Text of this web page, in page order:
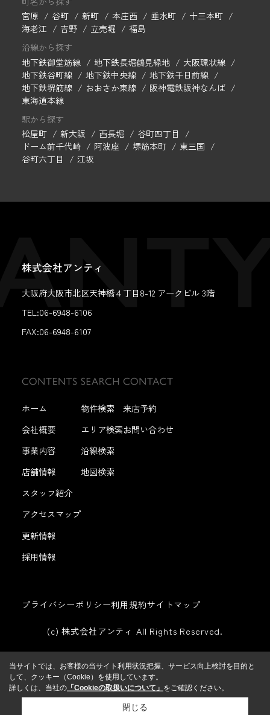
宮原
谷町 新町 本庄西 垂水町
十三本町
海老江
吉野 立売堀
福島
沿線から探す
地下鉄御堂筋線
地下鉄長堀鶴見緑地
大阪環状線
地下鉄谷町線
地下鉄中央線
地下鉄千日前線
地下鉄堺筋線
おおさか東線
阪神電鉄阪神なんば
東海道本線
駅から探す
松屋町
新大阪 西長堀
谷町四丁目
ドーム前千代崎
阿波座 堺筋本町
東三国
谷町六丁目
江坂
株式会社アンティ
大阪府大阪市北区天神橋４丁目8-12 アークビル 3階
TEL:06-6948-6106
FAX:06-6948-6107
ホーム
会社概要
事業内容
店舗情報
スタッフ紹介
アクセスマップ
更新情報
採用情報
物件検索
エリア検索
沿線検索
地図検索
来店予約
お問い合わせ
プライバシーポリシー利用規約サイトマップ
(c) 株式会社アンティ All Rights Reserved.
当サイトでは、お客様の当サイト利用状況把握、サービス向上検討を目的と
して、クッキー（Cookie）を使用しています。
詳しくは、当社の 「Cookieの取扱いについて」 をご確認ください。
閉じる